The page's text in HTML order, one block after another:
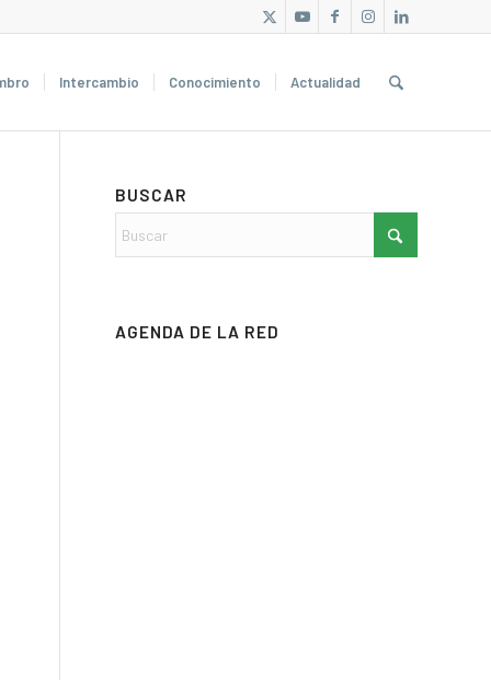
Intercambio Conocimiento Actualidad
BUSCAR
AGENDA DE LA RED